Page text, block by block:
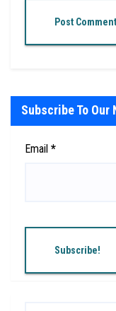
Subscribe To Our
Email *